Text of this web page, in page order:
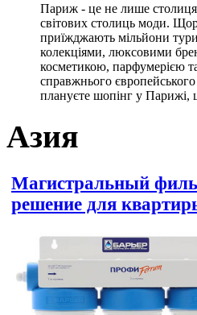
Париж - це не лише столиця
світових столиць моди.
приїжджають мільйони
колекціями, люксовими
косметикою, парфумерією
справжнього
плануєте шопінг у Парижі,
Азия
Магистральный
решение для